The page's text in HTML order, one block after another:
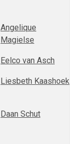
Angelique
Magielse
Eelco van Asch
Liesbeth Kaashoek
Daan Schut